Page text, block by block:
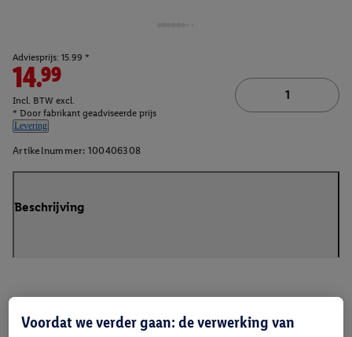
Adviesprijs: 15.99 *
14.99
Incl. BTW excl.
* Door fabrikant geadviseerde prijs
Levering
Artikelnummer: 100406308
Beschrijving
Voordat we verder gaan: de verwerking van